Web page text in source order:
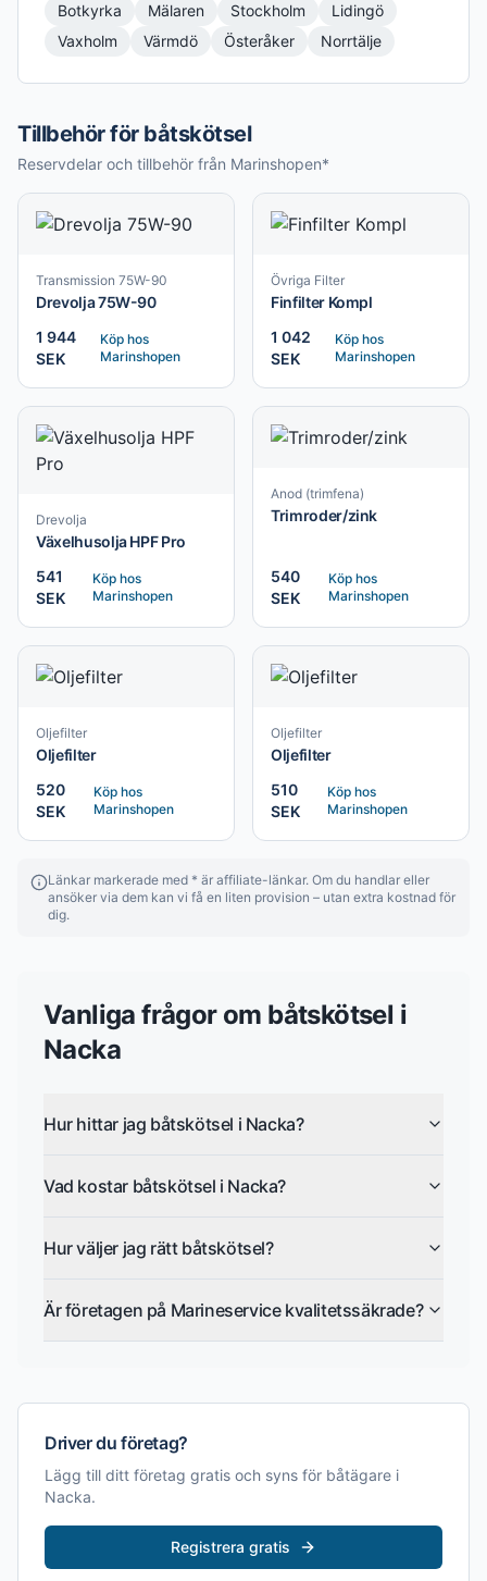
Botkyrka Mälaren Stockholm
Lidingö
Vaxholm
Värmdö Österåker Norrtälje
Tillbehör för båtskötsel
Reservdelar och tillbehör från Marinshopen*
Transmission 75W-90
Drevolja 75W-90
1 944
SEK
Köp hos
Marinshopen
Övriga Filter
Finfilter Kompl
1 042
SEK
Köp hos
Marinshopen
Drevolja
Växelhusolja HPF Pro
541
SEK
Köp hos
Marinshopen
Anod (trimfena)
Trimroder/zink
540
SEK
Köp hos
Marinshopen
Oljefilter
Oljefilter
520
SEK
Köp hos
Marinshopen
Oljefilter
Oljefilter
510
SEK
Köp hos
Marinshopen
Länkar markerade med * är affiliate-länkar. Om du handlar eller
ansöker via dem kan vi få en liten provision – utan extra kostnad för
dig.
Vanliga frågor om båtskötsel i
Nacka
Hur hittar jag båtskötsel i Nacka?
Vad kostar båtskötsel i Nacka?
Hur väljer jag rätt båtskötsel?
Är företagen på Marineservice kvalitetssäkrade?
Driver du företag?
Lägg till ditt företag gratis och syns för båtägare i
Nacka.
Registrera gratis